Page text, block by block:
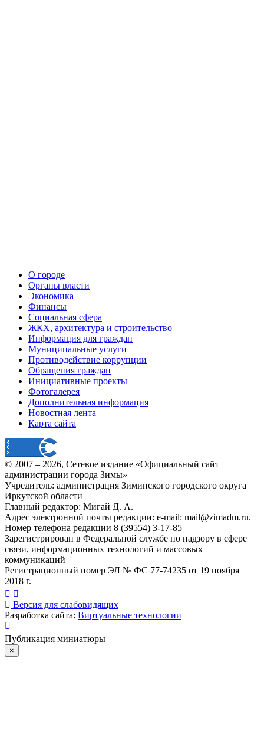
О городе
Органы власти
Экономика
Финансы
Социальная сфера
ЖКХ, архитектура и строительство
Информация для граждан
Муниципальные услуги
Противодействие коррупции
Обращения граждан
Инициативные проекты
Фотогалерея
Дополнительная информация
Новостная лента
Карта сайта
© 2007 – 2026, Сетевое издание «Официальный сайт
администрации города Зимы»
Учредитель: администрация Зиминского городского округа
Иркутской области
Главный редактор: Мигай Д. А.
Адрес электронной почты редакции: e-mail: mail@zimadm.ru.
Номер телефона редакции 8 (39554) 3-17-85
Зарегистрирован в Федеральной службе по надзору в сфере
связи, информационных технологий и массовых
коммуникаций
Регистрационный номер ЭЛ № ФС 77-74235 от 19 ноября
2018 г.
Версия для слабовидящих
Разработка сайта: Виртуальные технологии
Публикация миниатюры
×